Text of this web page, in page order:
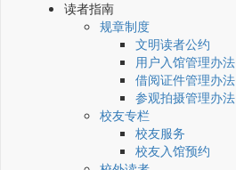
读者指南
规章制度
文明读者公约
用户入馆管理办法
借阅证件管理办法
参观拍摄管理办法
校友专栏
校友服务
校友入馆预约